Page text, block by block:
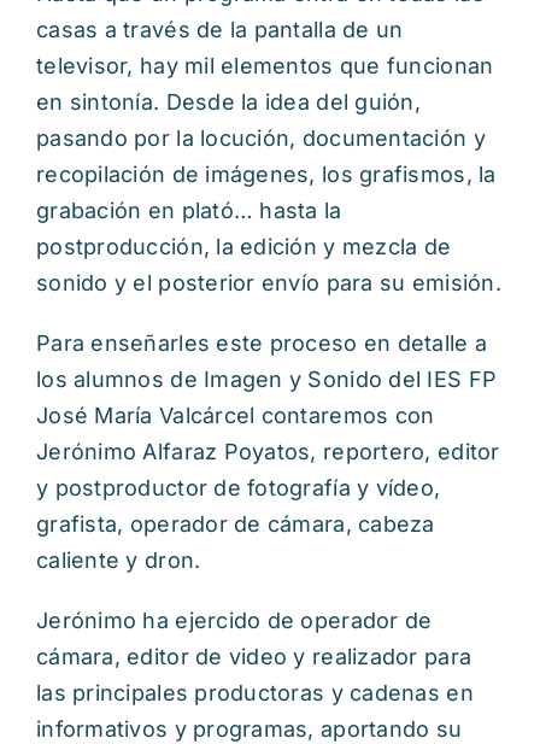
casas a través de la pantalla de un
televisor, hay mil elementos que funcionan
en sintonía. Desde la idea del guión,
pasando por la locución, documentación y
recopilación de imágenes, los grafismos, la
grabación en plató… hasta la
postproducción, la edición y mezcla de
sonido y el posterior envío para su emisión.
Para enseñarles este proceso en detalle a
los alumnos de Imagen y Sonido del IES FP
José María Valcárcel contaremos con
Jerónimo Alfaraz Poyatos, reportero, editor
y postproductor de fotografía y vídeo,
grafista, operador de cámara, cabeza
caliente y dron.
Jerónimo ha ejercido de operador de
cámara, editor de video y realizador para
las principales productoras y cadenas en
informativos y programas, aportando su